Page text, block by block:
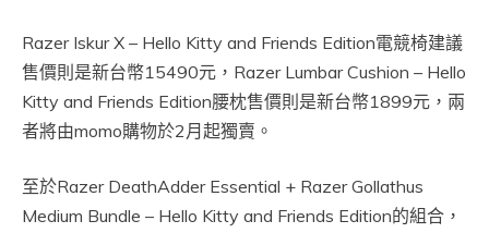
Razer Iskur X – Hello Kitty and Friends Edition電競椅建議
售價則是新台幣15490元，Razer Lumbar Cushion – Hello
Kitty and Friends Edition腰枕售價則是新台幣1899元，兩
者將由momo購物於2月起獨賣。
至於Razer DeathAdder Essential + Razer Gollathus
Medium Bundle – Hello Kitty and Friends Edition的組合，